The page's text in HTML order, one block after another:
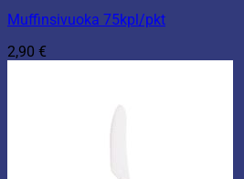
Muffinsivuoka 75kpl/pkt
2,90 €